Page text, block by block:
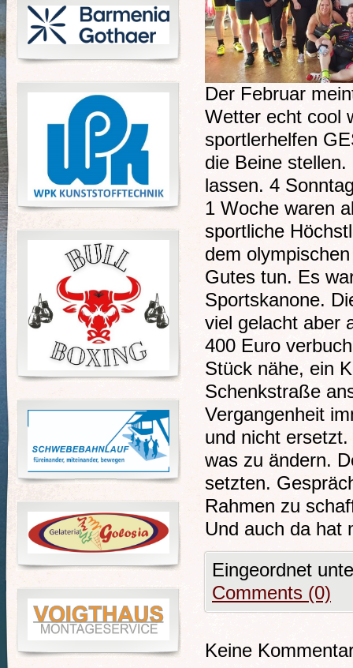
Der Februar
Wetter echt cool
sportlerhelfen
die Beine
lassen. 4
1 Woche waren
sportliche
dem
Gutes tun. Es
Sportskanone.
viel gelacht aber
400 Euro
Stück nähe, ein
Schenkstraße
Vergangenheit
und nicht
was zu ändern.
setzten.
Rahmen zu
Und auch da hat
Eingeordnet
Comments (0)
Keine